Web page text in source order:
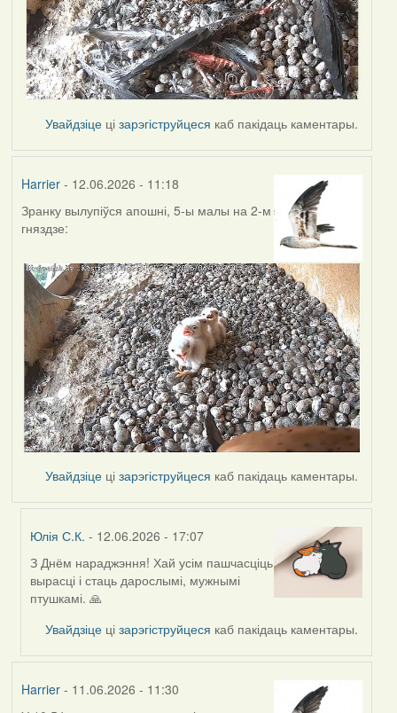
Увайдзіце цізарэгіструйцеся каб пакідаць каментары.
Harrier- 12.06.2026 - 11:18
Зранку вылупіўся апошні, 5-ы малы на 2-м
гняздзе:
Увайдзіце цізарэгіструйцеся каб пакідаць каментары.
Юлія С.К. - 12.06.2026 - 17:07
In
reply
to
З Днём нараджэння! Хай усім пашчасціць
вырасці і стаць дарослымі, мужнымі
птушкамі. 🙏
Увайдзіце цізарэгіструйцеся каб пакідаць каментары.
Harrier- 11.06.2026 - 11:30